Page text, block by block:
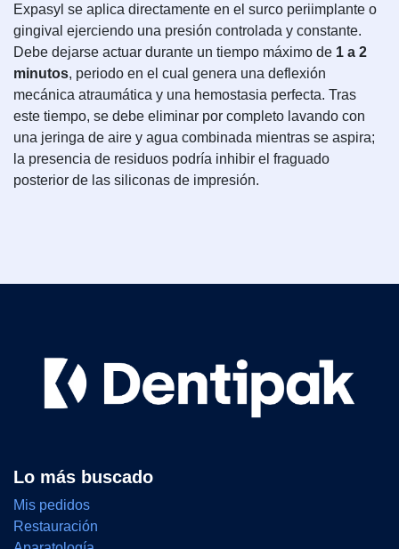
Expasyl se aplica directamente en el surco periimplante o
gingival ejerciendo una presión controlada y constante.
Debe dejarse actuar durante un tiempo máximo de 1 a 2
minutos, periodo en el cual genera una deflexión
mecánica atraumática y una hemostasia perfecta. Tras
este tiempo, se debe eliminar por completo lavando con
una jeringa de aire y agua combinada mientras se aspira;
la presencia de residuos podría inhibir el fraguado
posterior de las siliconas de impresión.
Lo más buscado
Mis pedidos
Restauración